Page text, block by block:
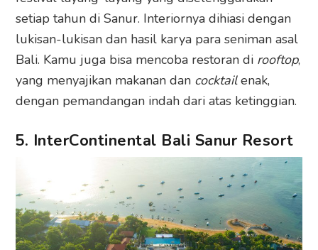
setiap tahun di Sanur. Interiornya dihiasi dengan
lukisan-lukisan dan hasil karya para seniman asal
Bali. Kamu juga bisa mencoba restoran di rooftop,
yang menyajikan makanan dan cocktailenak,
dengan pemandangan indah dari atas ketinggian.
5. InterContinental Bali Sanur Resort